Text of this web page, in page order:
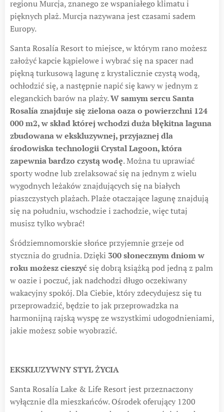
regionu Murcja, znanego ze wspaniałego klimatu i
pięknych plaż. Murcja nazywana jest czasami sadem
Europy.
Santa Rosalía Resort to miejsce, w którym rano możesz
założyć kapcie kąpielowe i wybrać się na spacer nad
piękną turkusową lagunę z krystalicznie czystą wodą,
ochłodzić się, a następnie napić się kawy w jednym z
eleganckich barów na plaży.W samym sercu Santa
Rosalía znajduje się zielona oaza o powierzchni 124
000 m2, w skład której wchodzi duża błękitna laguna
zbudowana w ekskluzywnej, przyjaznej dla
środowiska technologii Crystal Lagoon, która
zapewnia bardzo czystą wodę. Można tu uprawiać
sporty wodne lub zrelaksować się na jednym z wielu
wygodnych leżaków znajdujących się na białych
piaszczystych plażach. Plaże otaczające lagunę znajdują
się na południu, wschodzie i zachodzie, więc tutaj
musisz tylko wybrać!
Śródziemnomorskie słońce przyjemnie grzeje od
stycznia do grudnia. Dzięki 300 słonecznym dniom w
roku możesz cieszyć się dobrą książką pod jedną z palm
w oazie i poczuć, jak nadchodzi długo oczekiwany
wakacyjny spokój. Dla Ciebie, który zdecydujesz się tu
przeprowadzić, będzie to jak przeprowadzka na
harmonijną rajską wyspę ze wszystkimi udogodnieniami,
jakie możesz sobie wyobrazić.
EKSKLUZYWNY STYL ŻYCIA
Santa Rosalía Lake & Life Resort jest przeznaczony
wyłącznie dla mieszkańców. Ośrodek oferujący 1200